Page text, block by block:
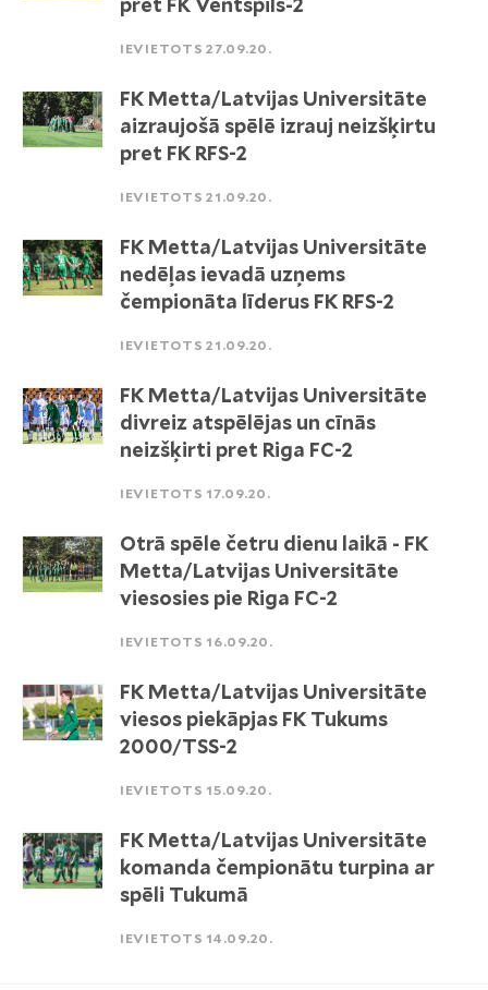
pret FK Ventspils-2
IEVIETOTS 27.09.20.
FK Metta/Latvijas Universitāte
aizraujošā spēlē izrauj neizšķirtu
pret FK RFS-2
IEVIETOTS 21.09.20.
FK Metta/Latvijas Universitāte
nedēļas ievadā uzņems
čempionāta līderus FK RFS-2
IEVIETOTS 21.09.20.
FK Metta/Latvijas Universitāte
divreiz atspēlējas un cīnās
neizšķirti pret Riga FC-2
IEVIETOTS 17.09.20.
Otrā spēle četru dienu laikā - FK
Metta/Latvijas Universitāte
viesosies pie Riga FC-2
IEVIETOTS 16.09.20.
FK Metta/Latvijas Universitāte
viesos piekāpjas FK Tukums
2000/TSS-2
IEVIETOTS 15.09.20.
FK Metta/Latvijas Universitāte
komanda čempionātu turpina ar
spēli Tukumā
IEVIETOTS 14.09.20.